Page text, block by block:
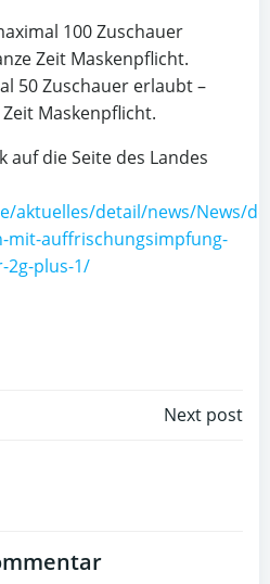
100 Zuschauer
Zeit Maskenpflicht.
50 Zuschauer erlaubt –
Maskenpflicht.
auf die Seite des Landes
aktuelles/detail/news/News/
mit-auffrischungsimpfung-
2g-plus-1/
Next post